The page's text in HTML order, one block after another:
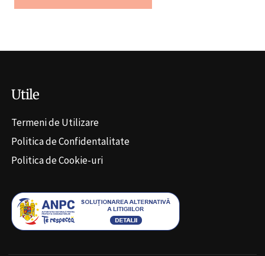
Alternative:
Utile
Termeni de Utilizare
Politica de Confidentalitate
Politica de Cookie-uri